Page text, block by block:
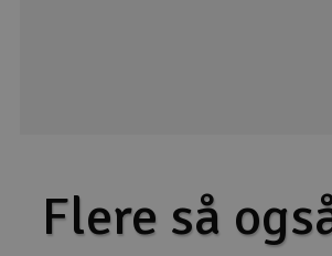
Flere så